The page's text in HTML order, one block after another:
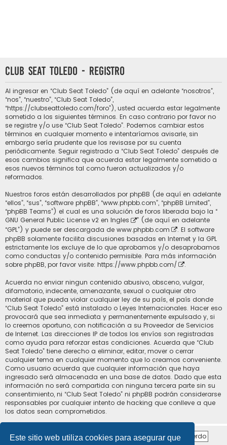
Este sitio web utiliza cookies para asegurar que
Club Seat Toledo - Registro
Al ingresar en “Club Seat Toledo” (de aquí en adelante “nosotros”,
“nos”, “nuestro”, “Club Seat Toledo”,
“https://clubseattoledo.com/foro”), usted acuerda estar legalmente
sometido a los siguientes términos. En caso contrario por favor no
se registre y/o use “Club Seat Toledo”. Podemos cambiar estos
términos en cualquier momento e intentaríamos avisarle, sin
embargo sería prudente que los revisase por su cuenta
periódicamente. Seguir registrado a “Club Seat Toledo” después de
esos cambios significa que acuerda estar legalmente sometido a
esos nuevos términos tal como fueron actualizados y/o
reformados.
Nuestros foros están desarrollados por phpBB (de aquí en adelante
“ellos”, “sus”, “software phpBB”, “www.phpbb.com”, “phpBB Limited”,
“phpBB Teams”) el cual es una solución de foros liberada bajo la “
GNU General Public License v2 en Ingles
” (de aquí en adelante
“GPL”) y puede ser descargada de www.phpbb.com
. El software
phpBB solamente facilita discusiones basadas en Internet y la GPL
estrictamente los excluye de lo que aprobamos y/o desaprobamos
como conductas y/o contenido permisible. Para más información
sobre phpBB, por favor visite: https://www.phpbb.com/ .
Acuerda no enviar ningun contenido abusivo, obsceno, vulgar,
difamatorio, indecente, amenazante, sexual o cualquier otro
material que pueda violar cualquier ley de su país, el país donde
“Club Seat Toledo” está instalado o Leyes Internacionales. Hacer eso
provocará que sea inmediata y permanentemente expulsado y, si
lo creemos oportuno, con notificación a su Proveedor de Servicios
de Internet. Las direcciones IP de todos los envíos son registradas
como ayuda para reforzar estas condiciones. Acuerda que “Club
Seat Toledo” tiene derecho a eliminar, editar, mover o cerrar
cualquier tema en cualquier momento que lo creamos conveniente.
Como usuario acuerda que cualquier información que haya
ingresado será almacenada en una base de datos. Dado que esta
información no será compartida con ninguna tercera parte sin su
consentimiento, ni “Club Seat Toledo” ni phpBB podrán considerarse
responsables por cualquier intento de hacking que conlleve a que
los datos sean comprometidos.